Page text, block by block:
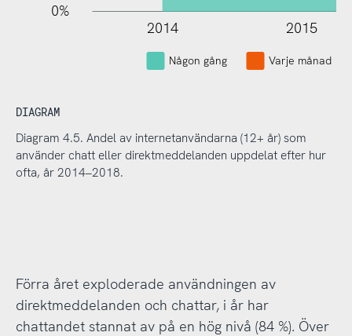
0%
2014 2015
Någon gång Varje månad
DIAGRAM
Diagram 4.5. Andel av internetanvändarna (12+ år) som
använder chatt eller direktmeddelanden uppdelat efter hur
ofta, år 2014–2018.
Förra året exploderade användningen av
direktmeddelanden och chattar, i år har
chattandet stannat av på en hög nivå (84 %). Över